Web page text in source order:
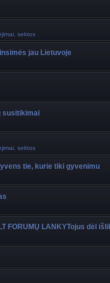
sektos
jau Lietuvoje
susitikimai
sektos
tie, kurie tiki gyvenimu
FORUMŲ LANKYTojus dėl